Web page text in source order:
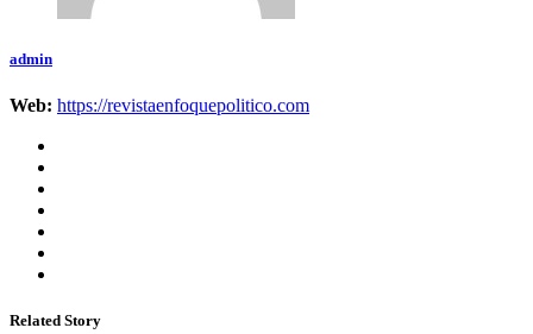
admin
Web: https://revistaenfoquepolitico.com
Related Story